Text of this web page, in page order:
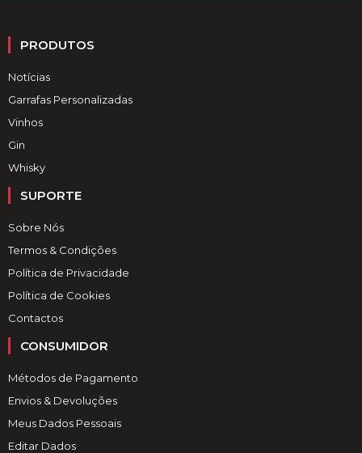
PRODUTOS
Notícias
Garrafas Personalizadas
Vinhos
Gin
Whisky
SUPORTE
Sobre Nós
Termos & Condições
Política de Privacidade
Política de Cookies
Contactos
CONSUMIDOR
Métodos de Pagamento
Envios & Devoluções
Meus Dados Pessoais
Editar Dados